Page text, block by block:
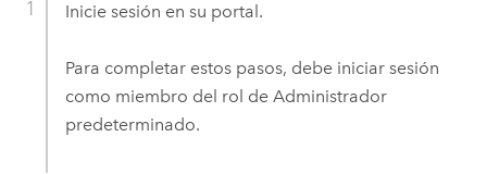
Inicie sesión en su portal.
Para completar estos pasos, debe iniciar sesión
como miembro del rol de Administrador
predeterminado.